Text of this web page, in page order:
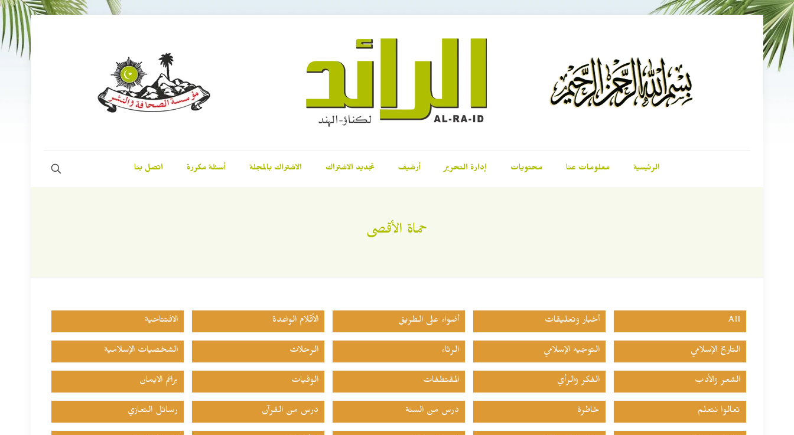
الرئيسية معلومات عنا محتويات إدارة التحرير أرشيف تجديد الاشتراك الاشتراك بالمجلة أسئلة مكررة اتصل بنا
حماة الأقصى
All أخبار وتعليقات أضواء على الطريق الأقلام الواعدة الافتتاحية
التاريخ الإسلامي التوجيه الإسلامي الرثاء الرحلات الشخصيات الإسلامية
الشعر والأدب الفكر والرأي المقتطفات الوفيات براعم الايمان
تعالوا نتعلم خاطرة درس من السنة درس من القرآن رسائل التعازي